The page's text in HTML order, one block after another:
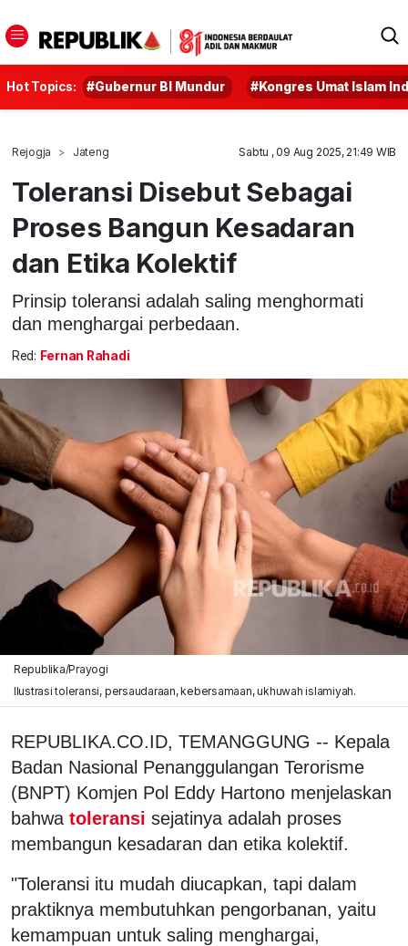
Hot Topics: #Gubernur BI Mundur #Kongres Umat Islam
Rejogja Jateng Sabtu , 09 Aug 2025, 21:49 WIB
Toleransi Disebut Sebagai
Proses Bangun Kesadaran
dan Etika Kolektif
Prinsip toleransi adalah saling menghormati
dan menghargai perbedaan.
Red: Fernan Rahadi
Republika/Prayogi
Ilustrasi toleransi, persaudaraan, kebersamaan, ukhuwah islamiyah.
REPUBLIKA.CO.ID, TEMANGGUNG -- Kepala
Badan Nasional Penanggulangan Terorisme
(BNPT) Komjen Pol Eddy Hartono menjelaskan
bahwa toleransi sejatinya adalah proses
membangun kesadaran dan etika kolektif.
"Toleransi itu mudah diucapkan, tapi dalam
praktiknya membutuhkan pengorbanan, yaitu
kemampuan untuk saling menghargai,